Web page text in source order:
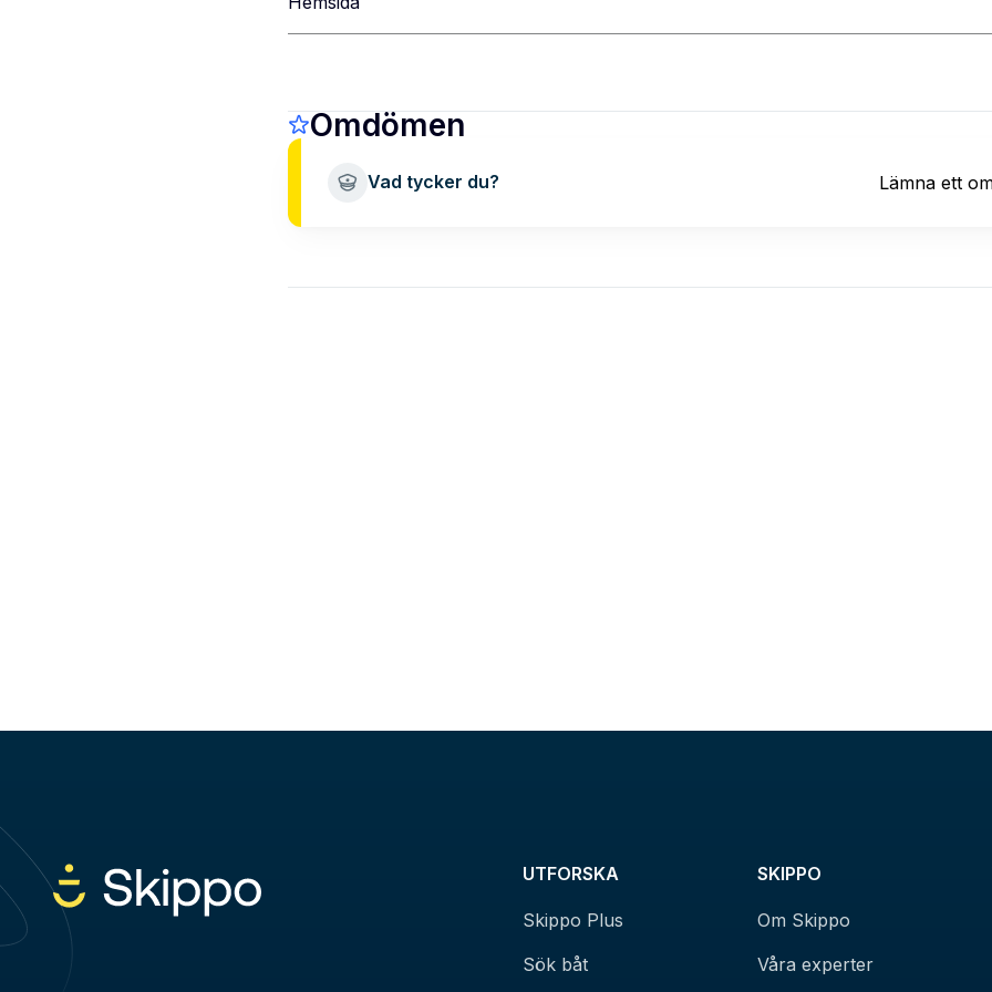
Omdömen
Vad tycker du? Lämna ett
UTFORSKA
Skippo Plus
Sök båt
SKIPPO
Om Skippo
Våra experter